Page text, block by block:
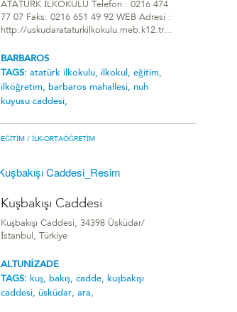
ATATÜRK İLKOKULU Telefon : 0216 474
77 07 Faks: 0216 651 49 92 WEB Adresi :
http://uskudarataturkilkokulu.meb.k12.tr...
BARBAROS
TAGS: atatürk i̇lkokulu, ilkokul, eğitim,
ilköğretim, barbaros mahallesi, nuh
kuyusu caddesi,
EĞITIM / İLK-ORTAÖĞRETIM
Kuşbakışı Caddesi
Kuşbakışı Caddesi, 34398 Üsküdar/
İstanbul, Türkiye
ALTUNİZADE
TAGS: kuş, bakış, cadde, kuşbakışı
caddesi, üsküdar, ara,